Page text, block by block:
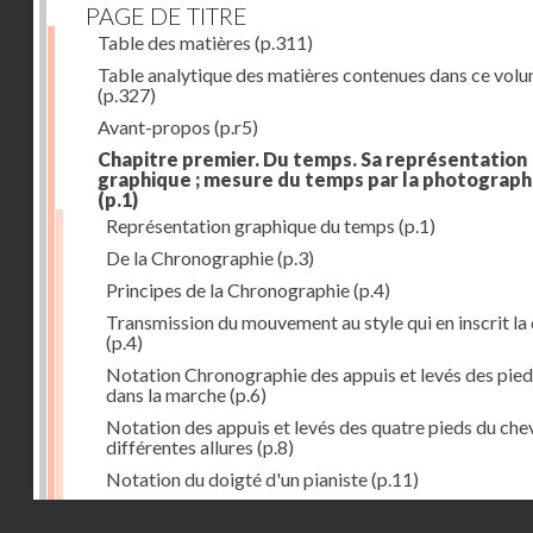
PAGE DE TITRE
Table des matières (p.311)
Table analytique des matières contenues dans ce
(p.327)
Avant-propos (p.r5)
Chapitre premier. Du temps. Sa représentation
graphique ; mesure du temps par la
(p.1)
Représentation graphique du temps (p.1)
De la Chronographie(p.3)
Principes de la Chronographie(p.4)
Transmission du mouvement au style qui en inscrit la
(p.4)
Notation Chronographie des appuis et levés des
dans la marche(p.6)
Notation des appuis et levés des quatre pieds du
différentes allures (p.8)
Notation du doigté d'un pianiste(p.11)